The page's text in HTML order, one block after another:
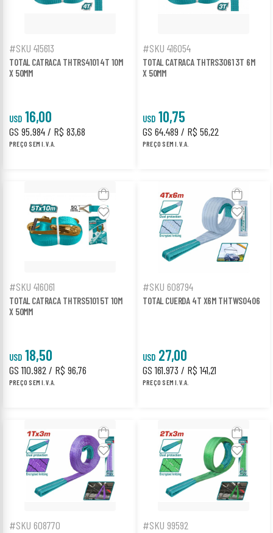
#SKU 415613
TOTAL CATRACA THTRS4101 4T 10M
X 50MM
USD 16,00
GS 95.984 / R$ 83,68
PREÇO SEM I.V.A.
#SKU 416054
TOTAL CATRACA THTRS3061 3T 6M
X 50MM
USD 10,75
GS 64.489 / R$ 56,22
PREÇO SEM I.V.A.
#SKU 416061
TOTAL CATRACA THTRS5101 5T 10M
X 50MM
USD 18,50
GS 110.982 / R$ 96,76
PREÇO SEM I.V.A.
#SKU 608794
TOTAL CUERDA 4T X6M THTWS0406
USD 27,00
GS 161.973 / R$ 141,21
PREÇO SEM I.V.A.
#SKU 608770 #SKU 99592